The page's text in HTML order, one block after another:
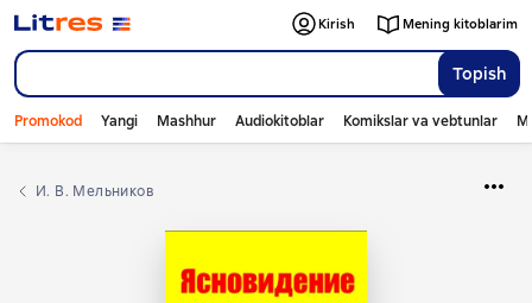
Topish
Kirish Mening kitoblarim
Promokod Yangi Mashhur Audiokitoblar Komikslar va vebtunlar
И. В. Мельников